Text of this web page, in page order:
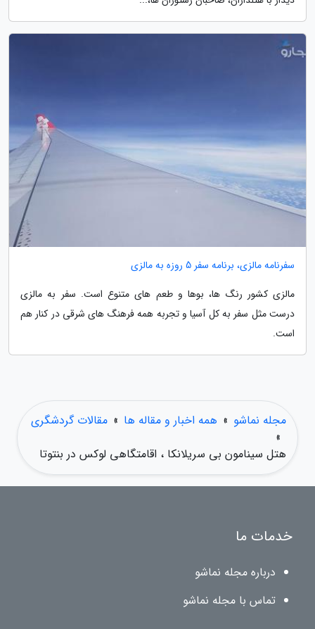
سفرنامه مالزی، برنامه سفر 5 روزه به مالزی
مالزی کشور رنگ ها، بوها و طعم های متنوع است. سفر به مالزی
درست مثل سفر به کل آسیا و تجربه همه فرهنگ های شرقی در کنار هم
است.
مجله نماشو » همه اخبار و مقاله ها » مقالات گردشگری
»
هتل سینامون بی سریلانکا ، اقامتگاهی لوکس در بنتوتا
خدمات ما
درباره مجله نماشو
تماس با مجله نماشو